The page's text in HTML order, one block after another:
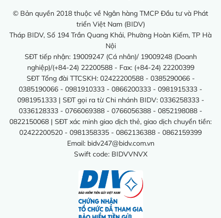
© Bản quyền 2018 thuộc về Ngân hàng TMCP Đầu tư và Phát
triển Việt Nam (BIDV)
Tháp BIDV, Số 194 Trần Quang Khải, Phường Hoàn Kiếm, TP Hà
Nội
SĐT tiếp nhận: 19009247 (Cá nhân)/ 19009248 (Doanh
nghiệp)/(+84-24) 22200588 - Fax: (+84-24) 22200399
SĐT Tổng đài TTCSKH: 02422200588 - 0385290066 -
0385190066 - 0981910333 - 0866200333 - 0981915333 -
0981951333 | SĐT gọi ra từ Chi nhánh BIDV: 0336258333 -
0336128333 - 0766069388 - 0766056388 - 0852198088 -
0822150068 | SĐT xác minh giao dịch thẻ, giao dịch chuyển tiền:
02422200520 - 0981358335 - 0862136388 - 0862159399
Email: bidv247@bidv.com.vn
Swift code: BIDVVNVX